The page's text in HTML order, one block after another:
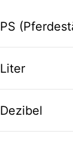
PS
Liter
Dezibel